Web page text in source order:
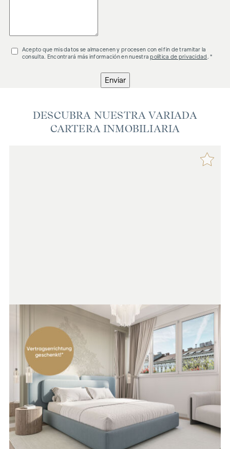
Acepto que mis datos se almacenen y procesen con el fin de tramitar la
consulta. Encontrará más información en nuestrapolítica de privacidad . *
Enviar
DESCUBRA NUESTRA VARIADA
CARTERA INMOBILIARIA